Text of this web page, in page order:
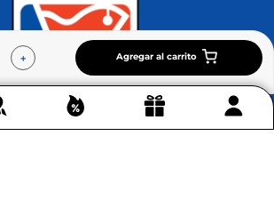
＋ Agregar al carrito